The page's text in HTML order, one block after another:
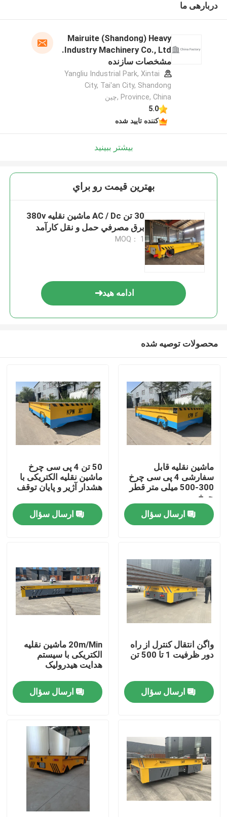
صفحه اصلی
فیلم های
تور کارخانه
کنترل کیفیت
درخواست نقل قول
سبد انتقال برق
دربارهی ما
Mairuite (Shandong) Heavy
Industry Machinery Co., Ltd.
مشخصات سازنده
Yangliu Industrial Park, Xintai
City, Tai'an City, Shandong
Province, China ,چین
5.0
کننده تایید شده
بیشتر ببینید
بهترين قيمت رو براي
30 تن AC / Dc ماشين نقليه 380v
برق مصرفي حمل و نقل کارآمد
MOQ： 1
ادامه هید
محصولات توصیه شده
ماشین نقلیه قابل
سفارشی 4 پی سی چرخ
300-500 میلی متر قطر
چرخ
ارسال سؤال
50 تن 4 پی سی چرخ
ماشین نقلیه الکتریکی با
هشدار آژیر و پایان توقف
ارسال سؤال
واگن انتقال کنترل از راه
دور ظرفیت 1 تا 500 تن
ارسال سؤال
20m/Min ماشین نقلیه
الکتریکی با سیستم
هدایت هیدرولیک
ارسال سؤال